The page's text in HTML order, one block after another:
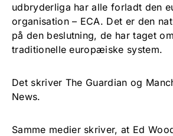
udbryderliga har alle forladt den
organisation – ECA. Det er den
på den beslutning, de har taget
traditionelle europæiske system.
Det skriver The Guardian og
News.
Samme medier skriver, at Ed